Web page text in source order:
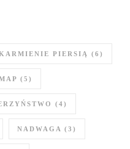
PIERSIĄ (6)
(5)
(4)
NADWAGA (3)